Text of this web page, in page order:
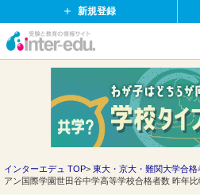
新規登録
イ
ド
ッ
インターエデュ TOP 東大・京大・難関大学合
アン国際学園世田谷中学高等学校合格者数 昨年比